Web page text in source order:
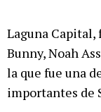
Laguna Capital,
Bunny, Noah
la que fue una
importantes de